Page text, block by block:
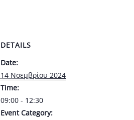
DETAILS
Date:
14 Νοεμβρίου 2024
Time:
09:00 - 12:30
Event Category: